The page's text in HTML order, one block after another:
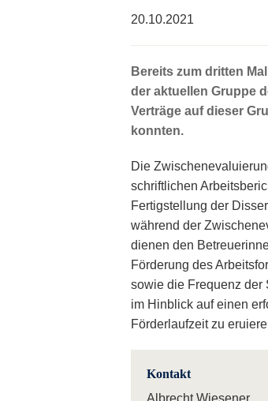
20.10.2021
Bereits zum dritten
der aktuellen Gruppe
Verträge auf dieser
konnten.
Die
schriftlichen
Fertigstellung der
während der
dienen den
Förderung des
sowie die Frequenz der
im Hinblick auf einen
Förderlaufzeit zu
Kontakt
Albrecht Wiesener